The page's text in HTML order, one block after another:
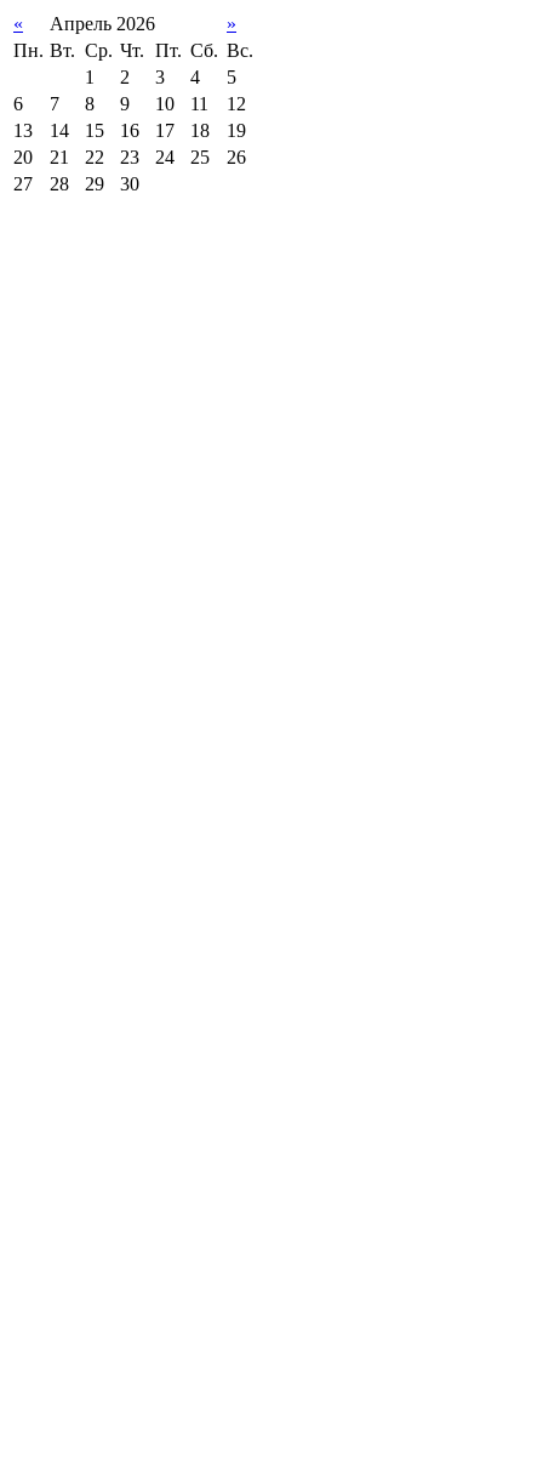
« Апрель 2026
»
Пн. Вт. Ср. Чт. Пт. Сб. Вс.
1
2 3 4
5
6
7 8 9 10 11
12
13
14 15 16 17 18
19
20
21 22 23 24 25
26
27
28 29 30